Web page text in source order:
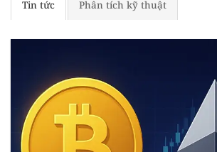
Tin tức Phân tích kỹ thuật